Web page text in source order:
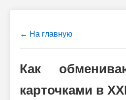
← На главную
Как
карточками в